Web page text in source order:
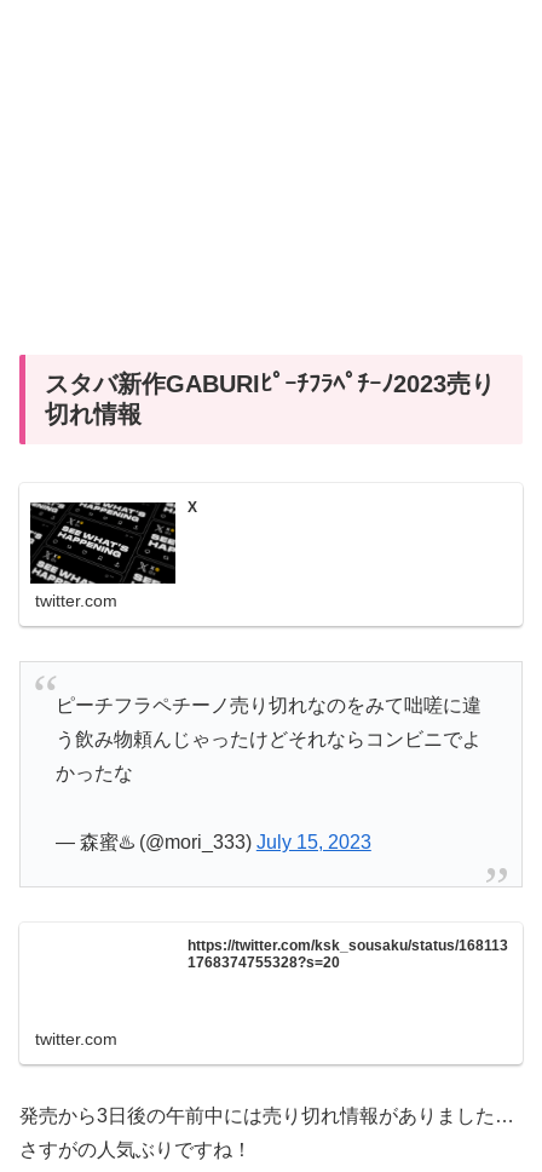
スタバ新作GABURIﾋﾟｰﾁﾌﾗﾍﾟﾁｰﾉ2023売り
切れ情報
X
twitter.com
ピーチフラペチーノ売り切れなのをみて咄嗟に違
う飲み物頼んじゃったけどそれならコンビニでよ
かったな
— 森蜜♨️ (@mori_333) July 15, 2023
https://twitter.com/ksk_sousaku/status/168113
1768374755328?s=20
twitter.com
発売から3日後の午前中には売り切れ情報がありました…
さすがの人気ぶりですね！